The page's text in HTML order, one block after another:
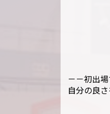
－－初出
自分の良